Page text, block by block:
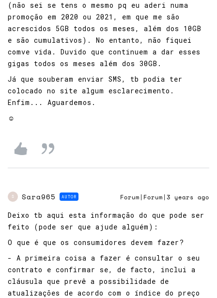
(não sei se tens o mesmo pq eu aderi numa
promoção em 2020 ou 2021, em que me são
acrescidos 5GB todos os meses, além dos 10GB
e são cumulativos). No entanto, não fiquei
comve vida. Duvido que continuem a dar esses
gigas todos os meses além dos 30GB.
Já que souberam enviar SMS, tb podia ter
colocado no site algum esclarecimento.
Enfim... Aguardemos.
☺️
S Sara965 AUTOR Forum|Forum|3 years ago
Deixo tb aqui esta informação do que pode ser
feito (pode ser que ajude alguém):
O que é que os consumidores devem fazer?
- A primeira coisa a fazer é consultar o seu
contrato e confirmar se, de facto, inclui a
cláusula que prevê a possibilidade de
atualizações de acordo com o índice do preço